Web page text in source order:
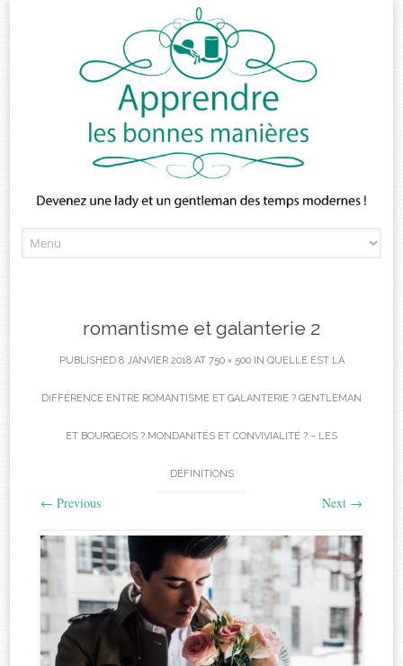
to
romantisme et galanterie 2
PUBLISHED 8 JANVIER 2018AT 750 × 500IN QUELLE EST LA
DIFFÉRENCE ENTRE ROMANTISME ET GALANTERIE ? GENTLEMAN
ET BOURGEOIS ? MONDANITÉS ET CONVIVIALITÉ ? – LES
DÉFINITIONS
← Previous Next →